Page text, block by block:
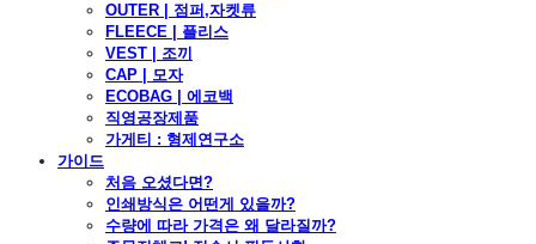
OUTER | 점퍼,자켓류
FLEECE | 플리스
VEST | 조끼
CAP | 모자
ECOBAG | 에코백
직영공장제품
가게티 : 형제연구소
가이드
처음 오셨다면?
인쇄방식은 어떤게 있을까?
수량에 따라 가격은 왜 달라질까?